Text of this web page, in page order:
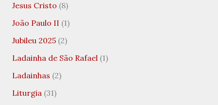
Jesus Cristo (8)
João Paulo II (1)
Jubileu 2025(2)
Ladainha de São Rafael(1)
Ladainhas (2)
Liturgia(31)